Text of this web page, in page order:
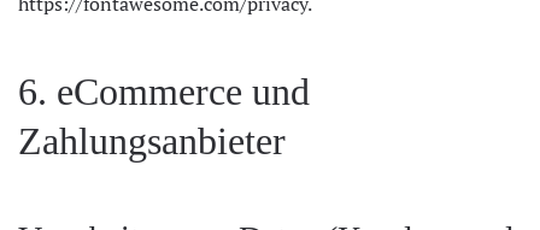
6. eCommerce und
Zahlungsanbieter